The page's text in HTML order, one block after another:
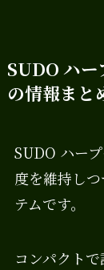
SUDO ハー
の情報まと
SUDO ハー
度を維持し
テムです。
コンパクト